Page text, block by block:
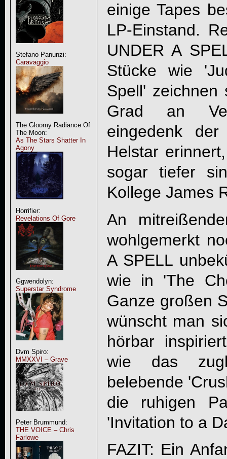
Stefano Panunzi:
Caravaggio
The Gloomy Radiance Of
The Moon:
As The Stars Shatter In
Agony
Horrifier:
Revelations Of Gore
Ggwendolyn:
Superstar Syndrome
Dvm Spiro:
MMXXVI – Grave
Peter Brummund:
THE VOICE – Chris
Farlowe
einige Tapes
LP-Einstand.
UNDER A
Stücke wie
Spell' zeichnen
Grad an
eingedenk
Helstar
sogar tiefer
Kollege James
An
wohlgemerkt
A SPELL
wie in 'The
Ganze großen
wünscht man
hörbar
wie das
belebende
die ruhigen
'Invitation to a
FAZIT: Ein